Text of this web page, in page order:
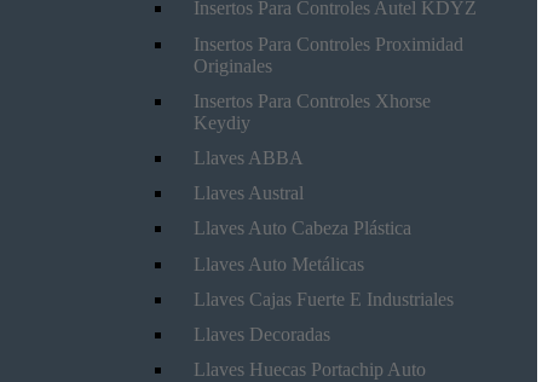
Insertos Para Controles Autel KDYZ
Insertos Para Controles Proximidad
Originales
Insertos Para Controles Xhorse
Keydiy
Llaves ABBA
Llaves Austral
Llaves Auto Cabeza Plástica
Llaves Auto Metálicas
Llaves Cajas Fuerte E Industriales
Llaves Decoradas
Llaves Huecas Portachip Auto